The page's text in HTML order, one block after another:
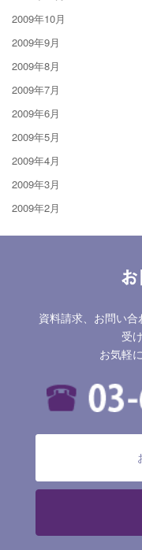
2009年10月
2009年9月
2009年8月
2009年7月
2009年6月
2009年5月
2009年4月
2009年3月
2009年2月
資料請求、お問い
受
お気軽